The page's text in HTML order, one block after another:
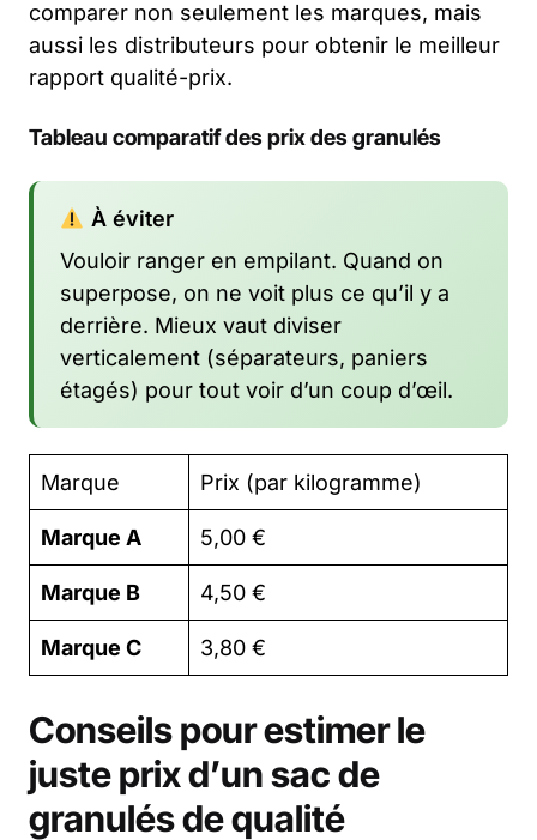
comparer non seulement les marques, mais
aussi les distributeurs pour obtenir le meilleur
rapport qualité-prix.
Tableau comparatif des prix des granulés
À éviter
Vouloir ranger en empilant. Quand on
superpose, on ne voit plus ce qu’il y a
derrière. Mieux vaut diviser
verticalement (séparateurs, paniers
étagés) pour tout voir d’un coup d’œil.
Marque Prix (par kilogramme)
Marque A 5,00 €
Marque B 4,50 €
Marque C 3,80 €
Conseils pour estimer le
juste prix d’un sac de
granulés de qualité